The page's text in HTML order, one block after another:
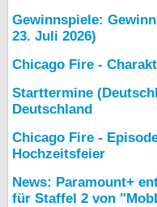
Gewinnspiele:
23. Juli 2026)
Chicago Fire -
Starttermine
Deutschland
Chicago Fire -
Hochzeitsfeier
News: Paramount+
für Staffel 2 von